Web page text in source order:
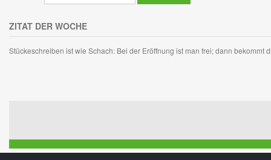
ZITAT DER WOCHE
Stückeschreiben ist wie Schach: Bei der Eröffnung ist man frei; dann bekommt